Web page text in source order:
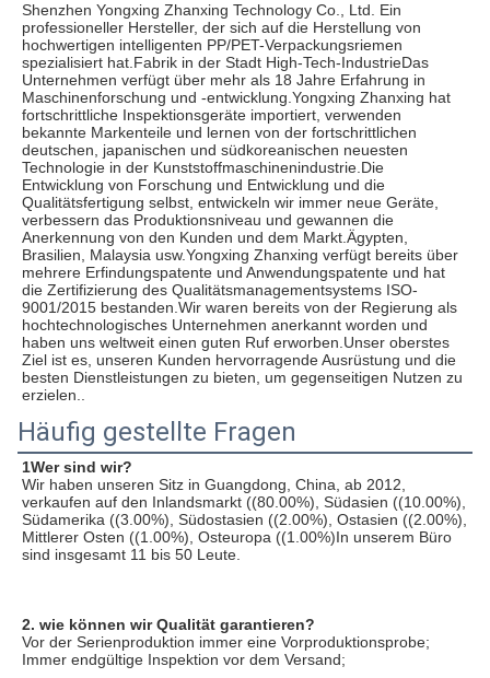
Shenzhen Yongxing Zhanxing Technology Co., Ltd. Ein
professioneller Hersteller, der sich auf die Herstellung von
hochwertigen intelligenten PP/PET-Verpackungsriemen
spezialisiert hat.Fabrik in der Stadt High-Tech-IndustrieDas
Unternehmen verfügt über mehr als 18 Jahre Erfahrung in
Maschinenforschung und -entwicklung.Yongxing Zhanxing hat
fortschrittliche Inspektionsgeräte importiert, verwenden
bekannte Markenteile und lernen von der fortschrittlichen
deutschen, japanischen und südkoreanischen neuesten
Technologie in der Kunststoffmaschinenindustrie.Die
Entwicklung von Forschung und Entwicklung und die
Qualitätsfertigung selbst, entwickeln wir immer neue Geräte,
verbessern das Produktionsniveau und gewannen die
Anerkennung von den Kunden und dem Markt.Ägypten,
Brasilien, Malaysia usw.Yongxing Zhanxing verfügt bereits über
mehrere Erfindungspatente und Anwendungspatente und hat
die Zertifizierung des Qualitätsmanagementsystems ISO-
9001/2015 bestanden.Wir waren bereits von der Regierung als
hochtechnologisches Unternehmen anerkannt worden und
haben uns weltweit einen guten Ruf erworben.Unser oberstes
Ziel ist es, unseren Kunden hervorragende Ausrüstung und die
besten Dienstleistungen zu bieten, um gegenseitigen Nutzen zu
erzielen..
Häufig gestellte Fragen
1Wer sind wir?
Wir haben unseren Sitz in Guangdong, China, ab 2012,
verkaufen auf den Inlandsmarkt ((80.00%), Südasien ((10.00%),
Südamerika ((3.00%), Südostasien ((2.00%), Ostasien ((2.00%),
Mittlerer Osten ((1.00%), Osteuropa ((1.00%)In unserem Büro
sind insgesamt 11 bis 50 Leute.
2. wie können wir Qualität garantieren?
Vor der Serienproduktion immer eine Vorproduktionsprobe;
Immer endgültige Inspektion vor dem Versand;